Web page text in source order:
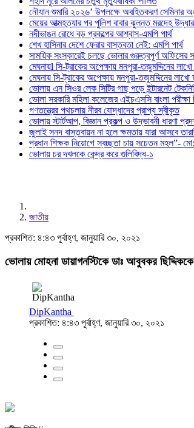
নৌযান শুমারি ২০২৬’ উপলক্ষে অবহিতকরণ সেমিনার
মেয়ের আত্মহত্যার পর পুলিশ বাবার ঝুলন্ত মরদেহ উদ্ধার
নদীভাঙন রোধে বড় প্রকল্পের আশ্বাস-এমপি পার্থ
শেখ হাসিনার দেশে ফেরার বাস্তবতা নেই: এমপি পার্থ
সাময়িক সংস্কারেই চলছে ভোলার গুরুত্বপূর্ণ অফিসের
মেঘনায়l সি-ট্রাকের অপেক্ষায় মনপুরা-তজুমদ্দিনের লাখো
মেঘনায় সি-ট্রাকের অপেক্ষায় মনপুরা-তজুমদ্দিনের লাখো
ভোলায় এন সিওর লেক সিটির গাছ পড়ে ইন্টারনেট
ভোলা সরকারি মহিলা কলেজের এইচএসসি বাংলা পরীক্ষা
গণতন্ত্রের পথচলায় নীরব যোদ্ধাদের প্রাপ্য স্বীকৃত
ভোলায় স্টার্টআপ, বিজ্ঞান প্রকল্প ও উদ্ভাবনী ধারণা
জুলাই সনদ বাস্তবায়ন না হলে ক্ষমতায় যারা আসবে
প্রধান শিক্ষক নিয়োগে স্বচ্ছতা চায় সচেতন মহল”-
ভোলায় চর দখলকে কেন্দ্র করে গুলিবিদ্ধ-১
জাতীয়
প্রকাশিত: ৪:৪৩ পূর্বাহ্ণ, জানুয়ারি ৩০, ২০২১
ভোলায় মোহনা ডায়াগনস্টিকে ডাঃ আবুবকর
DipKantha
প্রকাশিত: ৪:৪৩ পূর্বাহ্ণ, জানুয়ারি ৩০, ২০২১